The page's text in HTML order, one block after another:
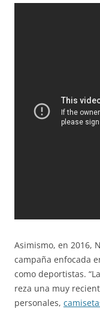
Asimismo, en 2016,
campaña enfocada
como deportistas.
reza una muy
personales,